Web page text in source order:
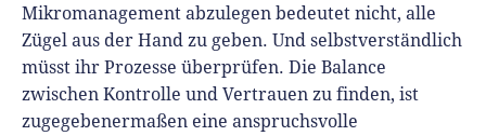
Mikromanagement abzulegen bedeutet nicht, alle
Zügel aus der Hand zu geben. Und selbstverständlich
müsst ihr Prozesse überprüfen. Die Balance
zwischen Kontrolle und Vertrauen zu finden, ist
zugegebenermaßen eine anspruchsvolle